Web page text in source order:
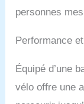
personnes
Performance
Équipé d’une
vélo offre une